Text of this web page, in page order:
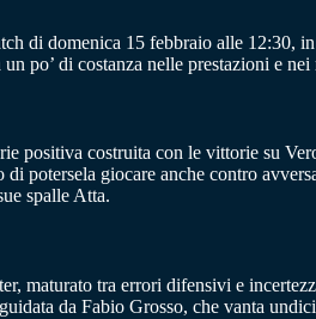
di domenica 15 febbraio alle 12:30,
po’ di costanza nelle prestazioni e
positiva costruita con le vittorie su
di potersela giocare anche contro
spalle Atta.
maturato tra errori difensivi e
da Fabio Grosso, che vanta